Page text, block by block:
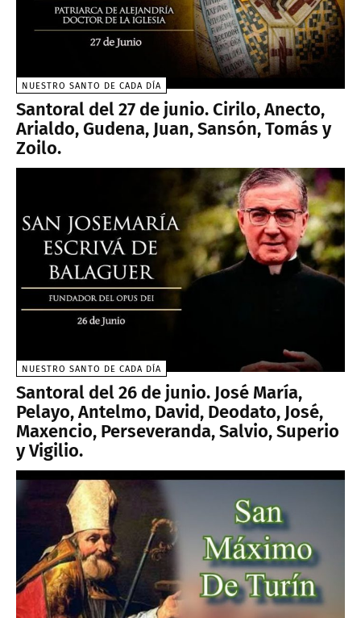
NUESTRO SANTO DE CADA DÍA
Santoral del 27 de junio. Cirilo, Anecto,
Arialdo, Gudena, Juan, Sansón, Tomás y
Zoilo.
NUESTRO SANTO DE CADA DÍA
Santoral del 26 de junio. José María,
Pelayo, Antelmo, David, Deodato, José,
Maxencio, Perseveranda, Salvio, Superio
y Vigilio.